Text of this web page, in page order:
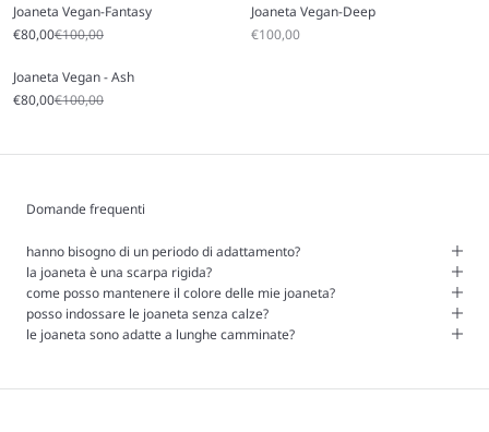
Joaneta Vegan-Fantasy
Prezzo scontato
€80,00Prezzo
€100,00
Joaneta Vegan-Deep
Prezzo scontato
€100,00
Joaneta Vegan - Ash
Prezzo scontato
€80,00Prezzo
€100,00
Domande frequenti
hanno bisogno di un periodo di adattamento?
la joaneta è una scarpa rigida?
come posso mantenere il colore delle mie joaneta?
posso indossare le joaneta senza calze?
le joaneta sono adatte a lunghe camminate?